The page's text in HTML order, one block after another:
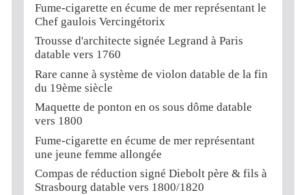
Fume-cigarette en écume de mer représentant le
Chef gaulois Vercingétorix
Trousse d'architecte signée Legrand à Paris
datable vers 1760
Rare canne à système de violon datable de la fin
du 19ème siècle
Maquette de ponton en os sous dôme datable
vers 1800
Fume-cigarette en écume de mer représentant
une jeune femme allongée
Compas de réduction signé Diebolt père & fils à
Strasbourg datable vers 1800/1820